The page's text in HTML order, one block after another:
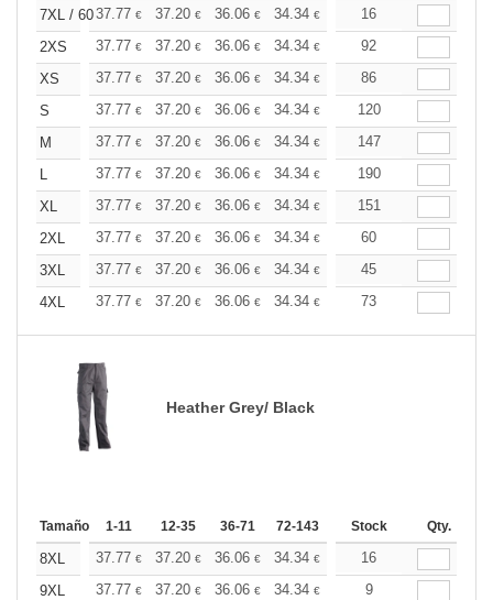
7XL / 6037.77 € 37.20 € 36.06 € 34.34 € 32.62€
16
2XS
37.77 € 37.20 € 36.06 € 34.34 € 32.62€
92
XS
37.77 € 37.20 € 36.06 € 34.34 € 32.62€
86
S
37.77 € 37.20 € 36.06 € 34.34 € 32.62€
120
M
37.77 € 37.20 € 36.06 € 34.34 € 32.62€
147
L
37.77 € 37.20 € 36.06 € 34.34 € 32.62€
190
XL
37.77 € 37.20 € 36.06 € 34.34 € 32.62€
151
2XL
37.77 € 37.20 € 36.06 € 34.34 € 32.62€
60
3XL
37.77 € 37.20 € 36.06 € 34.34 € 32.62€
45
4XL
37.77 € 37.20 € 36.06 € 34.34 € 32.62€
73
Heather Grey/ Black
Tamaño 1-11 12-35 36-71 72-143 144-287 288 +
Stock Qty.
8XL 37.77 € 37.20 € 36.06 € 34.34 € 32.62€
16
9XL
37.77 € 37.20 € 36.06 € 34.34 € 32.62
9